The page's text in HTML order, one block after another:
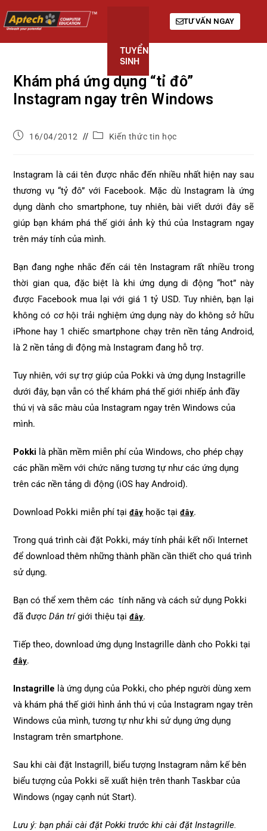
TUYỂN
SINH
TƯ VẤN NGAY
Khám phá ứng dụng “tỉ đô”
Instagram ngay trên Windows
16/04/2012 Kiến thức tin học
Instagram là cái tên được nhắc đến nhiều nhất hiện nay sau
thương vụ “tỷ đô” với Facebook. Mặc dù Instagram là ứng
dụng dành cho smartphone, tuy nhiên, bài viết dưới đây sẽ
giúp bạn khám phá thế giới ảnh kỳ thú của Instagram ngay
trên máy tính của mình.
Bạn đang nghe nhắc đến cái tên Instagram rất nhiều trong
thời gian qua, đặc biệt là khi ứng dụng di động “hot” này
được Facebook mua lại với giá 1 tỷ USD. Tuy nhiên, bạn lại
không có cơ hội trải nghiệm ứng dụng này do không sở hữu
iPhone hay 1 chiếc smartphone chạy trên nền tảng Android,
là 2 nền tảng di động mà Instagram đang hỗ trợ.
Tuy nhiên, với sự trợ giúp của Pokki và ứng dụng Instagrille
dưới đây, bạn vẫn có thể khám phá thế giới nhiếp ảnh đầy
thú vị và sắc màu của Instagram ngay trên Windows của
mình.
Pokki là phần mềm miễn phí của Windows, cho phép chạy
các phần mềm với chức năng tương tự như các ứng dụng
trên các nền tảng di động (iOS hay Android).
Download Pokki miễn phí tạiđây hoặc tạiđây.
Trong quá trình cài đặt Pokki, máy tính phải kết nối Internet
để download thêm những thành phần cần thiết cho quá trình
sử dụng.
Bạn có thể xem thêm các tính năng và cách sử dụng Pokki
đã đượcDân trígiới thiệu tạiđây.
Tiếp theo, download ứng dụng Instagrille dành cho Pokki tại
đây.
Instagrille là ứng dụng của Pokki, cho phép người dùng xem
và khám phá thế giới hình ảnh thú vị của Instagram ngay trên
Windows của mình, tương tự như khi sử dụng ứng dụng
Instagram trên smartphone.
Sau khi cài đặt Instagrill, biểu tượng Instagram nằm kế bên
biểu tượng của Pokki sẽ xuất hiện trên thanh Taskbar của
Windows (ngay cạnh nút Start).
Lưu ý: bạn phải cài đặt Pokki trước khi cài đặt Instagrille.